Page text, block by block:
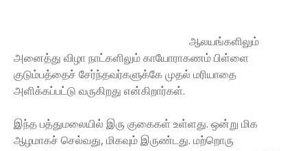
ஆலயங்களிலும்
அனைத்து விழா நாட்களிலும் காயோராகணம் பிள்ளை
குடும்பத்தைச் சேர்ந்தவர்களுக்கே முதல் மரியாதை
அளிக்கப்பட்டு வருகிறது என்கிறார்கள்.
இந்த பத்துமலையில் இரு குகைகள் உள்ளது. ஒன்று மிக
ஆழமாகச் செல்வது, மிகவும் இருண்டது. மற்றொரு